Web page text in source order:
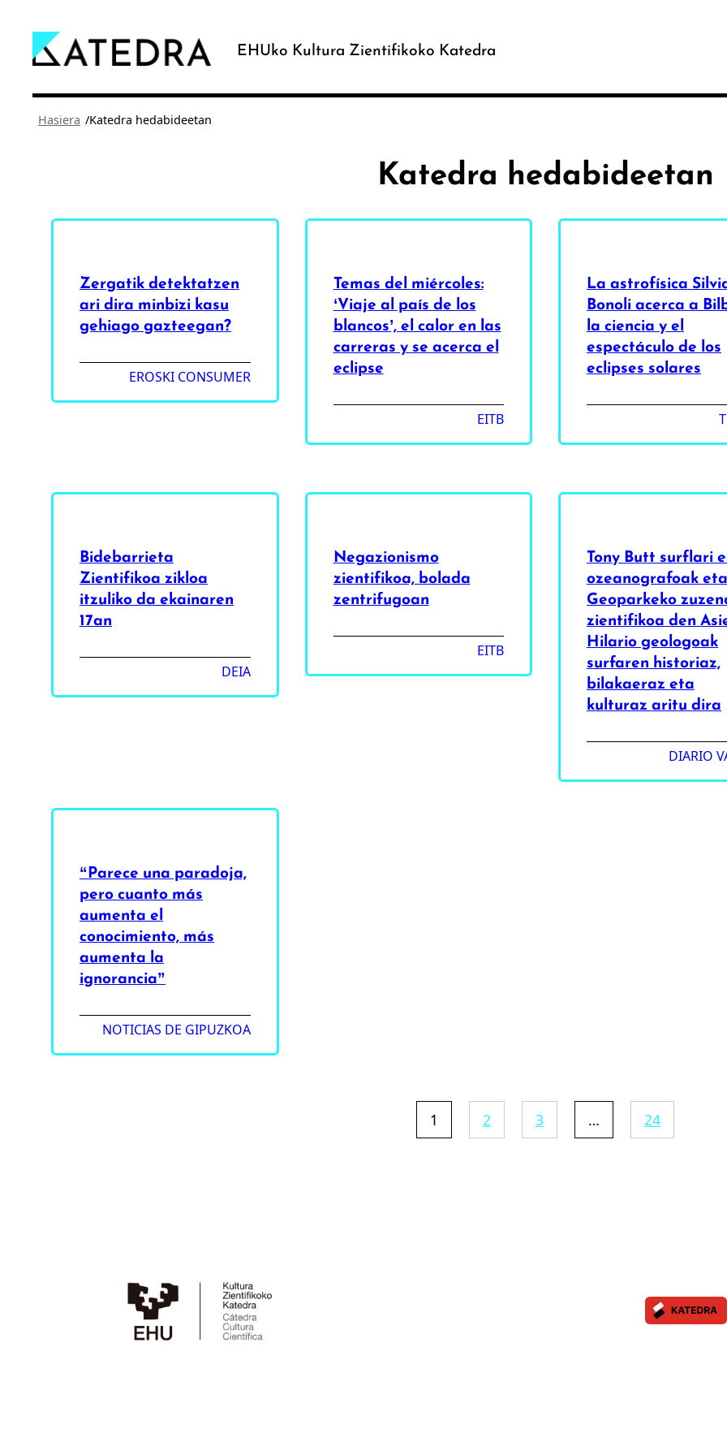
edukira
EHUko Kultura Zientifikoko Katedra
Hasiera /Katedra hedabideetan
Katedra hedabideetan
Zergatik detektatzen
ari dira minbizi kasu
gehiago gazteegan?
EROSKI CONSUMER
Temas del miércoles:
‘Viaje al país de los
blancos’, el calor en las
carreras y se acerca el
eclipse
EITB
La astrofísica
Bonoli acerca a
la ciencia y el
espectáculo de los
eclipses solares
Bidebarrieta
Zientifikoa zikloa
itzuliko da ekainaren
17an
DEIA
Negazionismo
zientifikoa, bolada
zentrifugoan
EITB
Tony Butt surflari
ozeanografoak eta
Geoparkeko
zientifikoa den
Hilario geologoak
surfaren historiaz,
bilakaeraz eta
kulturaz aritu dira
DIARIO
“Parece una paradoja,
pero cuanto más
aumenta el
conocimiento, más
aumenta la
ignorancia”
NOTICIAS DE GIPUZKOA
1 2 3 … 24